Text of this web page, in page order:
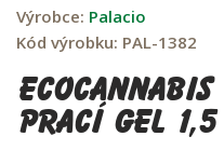
Výrobce: Palacio
Kód výrobku: PAL-1382
prací gel 1,5